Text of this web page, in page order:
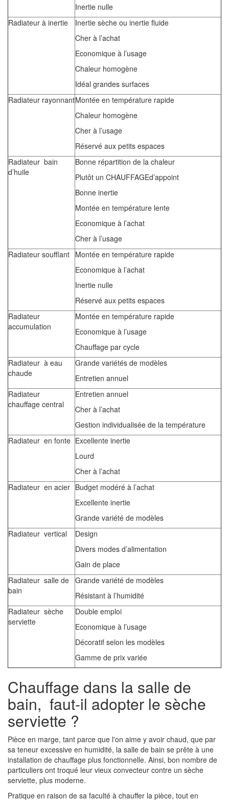
Inertie nulle
Radiateur à inertie
Inertie sèche ou inertie fluide
Cher à l’achat
Economique à l’usage
Chaleur homogène
Idéal grandes surfaces
Radiateur rayonnantMontée en température rapide
Chaleur homogène
Cher à l’usage
Réservé aux petits espaces
Radiateur bain
d’huile
Bonne répartition de la chaleur
Plutôt un CHAUFFAGEd’appoint
Bonne inertie
Montée en température lente
Economique à l’achat
Cher à l’usage
Radiateur soufflant Montée en température rapide
Economique à l’achat
Inertie nulle
Réservé aux petits espaces
Radiateur
accumulation
Montée en température rapide
Economique à l’usage
Chauffage par cycle
Radiateur à eau
chaude
Grande variétés de modèles
Entretien annuel
Radiateur
chauffage central
Entretien annuel
Cher à l’achat
Gestion individualisée de la température
Radiateur en fonte Excellente inertie
Lourd
Cher à l’achat
Radiateur en acier Budget modéré à l’achat
Excellente inertie
Grande variété de modèles
Radiateur vertical
Design
Divers modes d’alimentation
Gain de place
Radiateur salle de
bain
Grande variété de modèles
Résistant à l’humidité
Radiateur sèche
serviette
Double emploi
Economique à l’usage
Décoratif selon les modèles
Gamme de prix variée
Chauffage dans la salle de
bain, faut-il adopter le sèche
serviette ?
Pièce en marge, tant parce que l'on aime y avoir chaud, que par
sa teneur excessive en humidité, la salle de bain se prête à une
installation de chauffage plus fonctionnelle. Ainsi, bon nombre de
particuliers ont troqué leur vieux convecteur contre un sèche
serviette, plus moderne.
Pratique en raison de sa faculté à chauffer la pièce, tout en